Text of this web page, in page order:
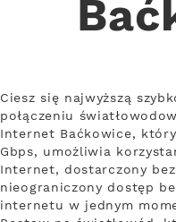
Ciesz się najwyższą
połączeniu
Internet Baćkowice,
Gbps, umożliwia
Internet, dostarczony
nieograniczony dostęp
internetu w jednym